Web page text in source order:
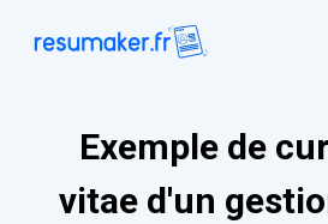
Exemple de
vitae d'un